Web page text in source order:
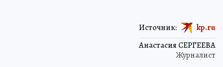
Анастасия СЕРГЕЕВА
Журналист
Источник: kp.ru